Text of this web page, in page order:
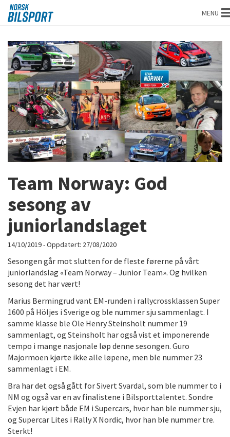
Norsk
bilsport MENU
Team Norway: God
sesong av
juniorlandslaget
14/10/2019- Oppdatert: 27/08/2020
Sesongen går mot slutten for de fleste førerne på vårt
juniorlandslag «Team Norway – Junior Team». Og hvilken
sesong det har vært!
Marius Bermingrud vant EM-runden i rallycrossklassen Super
1600 på Höljes i Sverige og ble nummer sju sammenlagt. I
samme klasse ble Ole Henry Steinsholt nummer 19
sammenlagt, og Steinsholt har også vist et imponerende
tempo i mange nasjonale løp denne sesongen. Guro
Majormoen kjørte ikke alle løpene, men ble nummer 23
sammenlagt i EM.
Bra har det også gått for Sivert Svardal, som ble nummer to i
NM og også var en av finalistene i Bilsporttalentet. Sondre
Evjen har kjørt både EM i Supercars, hvor han ble nummer sju,
og Supercar Lites i Rally X Nordic, hvor han ble nummer tre.
Sterkt!